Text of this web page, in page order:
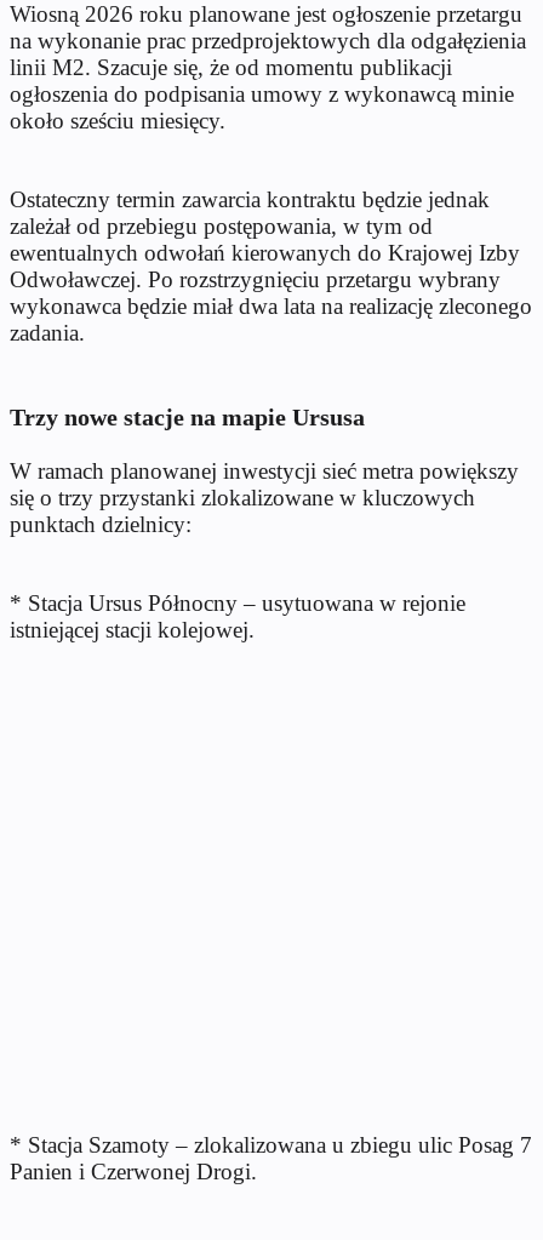
Wiosną 2026 roku planowane jest ogłoszenie przetargu
na wykonanie prac przedprojektowych dla odgałęzienia
linii M2. Szacuje się, że od momentu publikacji
ogłoszenia do podpisania umowy z wykonawcą minie
około sześciu miesięcy.
Ostateczny termin zawarcia kontraktu będzie jednak
zależał od przebiegu postępowania, w tym od
ewentualnych odwołań kierowanych do Krajowej Izby
Odwoławczej. Po rozstrzygnięciu przetargu wybrany
wykonawca będzie miał dwa lata na realizację zleconego
zadania.
Trzy nowe stacje na mapie Ursusa
W ramach planowanej inwestycji sieć metra powiększy
się o trzy przystanki zlokalizowane w kluczowych
punktach dzielnicy:
* Stacja Ursus Północny – usytuowana w rejonie
istniejącej stacji kolejowej.
* Stacja Szamoty – zlokalizowana u zbiegu ulic Posag 7
Panien i Czerwonej Drogi.